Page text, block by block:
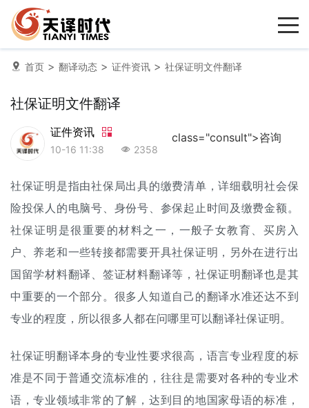
首页 > 翻译动态 > 证件资讯 > 社保证明文件翻译
社保证明文件翻译
证件资讯
10-16 11:38 2358
class="consult">咨询
社保证明是指由社保局出具的缴费清单，详细载明社会保
险投保人的电脑号、身份号、参保起止时间及缴费金额。
社保证明是很重要的材料之一，一般子女教育、买房入
户、养老和一些转接都需要开具社保证明，另外在进行出
国留学材料翻译 、签证材料翻译等，社保证明翻译也是其
中重要的一个部分。很多人知道自己的翻译水准还达不到
专业的程度，所以很多人都在问哪里可以翻译社保证明。
社保证明翻译本身的专业性要求很高，语言专业程度的标
准是不同于普通交流标准的，往往是需要对各种的专业术
语，专业领域非常的了解，达到目的地国家母语的标准，